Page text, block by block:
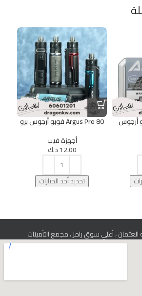
Argus Pro 80 فوبو أرجوس برو
أجهزة فيب
12.00د.ك
تحديد أحد الخيارات
، أعلي سوق رامز ، مجمع التأمينات